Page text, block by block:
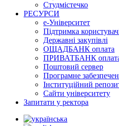
Студмістечко
РЕСУРСИ
е-Університет
Підтримка
Державні закупівлі
ОЩАДБАНК оплата
ПРИВАТБАНК
Поштовий сервер
Програмне
Інституційний
Сайти університету
Запитати у ректора